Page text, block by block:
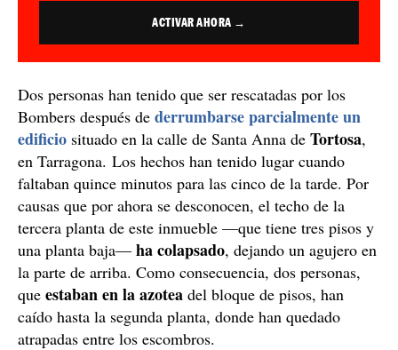
ACTIVAR AHORA →
Dos personas han tenido que ser rescatadas por los
Bombers después de derrumbarse parcialmente un
edificio situado en la calle de Santa Anna de Tortosa,
en Tarragona. Los hechos han tenido lugar cuando
faltaban quince minutos para las cinco de la tarde. Por
causas que por ahora se desconocen, el techo de la
tercera planta de este inmueble —que tiene tres pisos y
una planta baja— ha colapsado, dejando un agujero en
la parte de arriba. Como consecuencia, dos personas,
que estaban en la azotea del bloque de pisos, han
caído hasta la segunda planta, donde han quedado
atrapadas entre los escombros.